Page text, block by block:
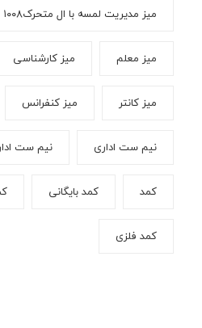
میز مدیریت لمسه با ال متحرک۱۰۰۸
میز معلم میز کارشناسی
میز کانتر میز کنفرانس
نیم ست اداری نیم ست
کمد کمد بایگانی
کمد فلزی